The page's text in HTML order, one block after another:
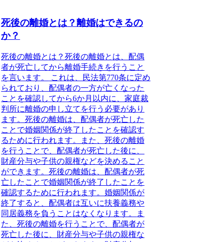
死後の離婚とは？離婚はできるの
か？
死後の離婚とは？死後の離婚とは、配偶
者が死亡してから離婚手続きを行うこと
を言います。
これは、民法第770条に定め
られており、配偶者の一方が亡くなった
ことを確認してから6か月以内に、家庭裁
判所に離婚の申し立てを行う必要があり
ます。死後の離婚は、配偶者が死亡した
ことで婚姻関係が終了したことを確認す
るために行われます。また、死後の離婚
を行うことで、配偶者が死亡した後に、
財産分与や子供の親権などを決めること
ができます。死後の離婚は、配偶者が死
亡したことで婚姻関係が終了したことを
確認するために行われます。婚姻関係が
終了すると、配偶者は互いに扶養義務や
同居義務を負うことはなくなります。
ま
た、死後の離婚を行うことで、配偶者が
死亡した後に、財産分与や子供の親権な